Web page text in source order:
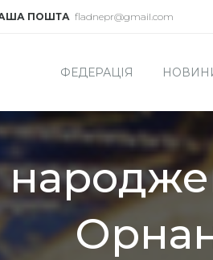
ПОШТА fladnepr@gmail.com
ФЕДЕРАЦІЯ